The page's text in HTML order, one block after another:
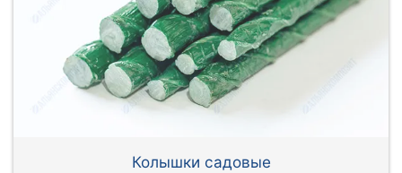
Колышки садовые